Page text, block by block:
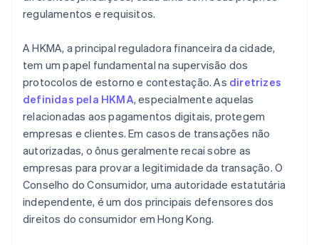
regulamentos e requisitos.
A HKMA, a principal reguladora financeira da cidade,
tem um papel fundamental na supervisão dos
protocolos de estorno e contestação. As diretrizes
definidas pela HKMA, especialmente aquelas
relacionadas aos pagamentos digitais, protegem
empresas e clientes. Em casos de transações não
autorizadas, o ônus geralmente recai sobre as
empresas para provar a legitimidade da transação. O
Conselho do Consumidor, uma autoridade estatutária
independente, é um dos principais defensores dos
direitos do consumidor em Hong Kong.